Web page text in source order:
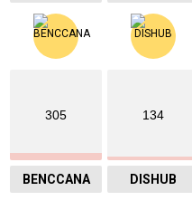
305
BENCCANA
134
DISHUB